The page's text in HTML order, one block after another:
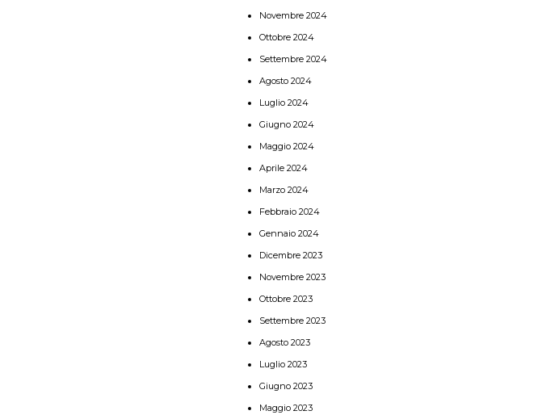
Novembre 2024
Ottobre 2024
Settembre 2024
Agosto 2024
Luglio 2024
Giugno 2024
Maggio 2024
Aprile 2024
Marzo 2024
Febbraio 2024
Gennaio 2024
Dicembre 2023
Novembre 2023
Ottobre 2023
Settembre 2023
Agosto 2023
Luglio 2023
Giugno 2023
Maggio 2023